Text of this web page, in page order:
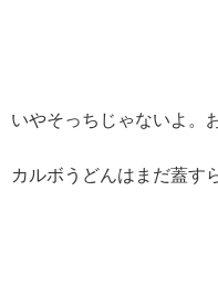
いやそっちじゃないよ。
カルボうどんはまだ蓋す